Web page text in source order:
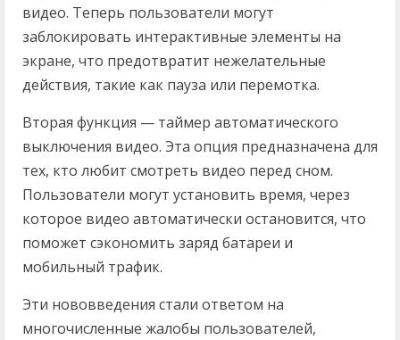
видео. Теперь пользователи могут
заблокировать интерактивные элементы на
экране, что предотвратит нежелательные
действия, такие как пауза или перемотка.
Вторая функция — таймер автоматического
выключения видео. Эта опция предназначена для
тех, кто любит смотреть видео перед сном.
Пользователи могут установить время, через
которое видео автоматически остановится, что
поможет сэкономить заряд батареи и
мобильный трафик.
Эти нововведения стали ответом на
многочисленные жалобы пользователей,